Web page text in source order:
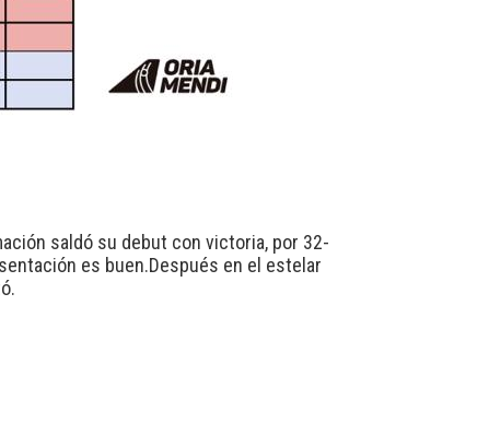
saldó su debut con victoria, por 32-
es buen.Después en el estelar